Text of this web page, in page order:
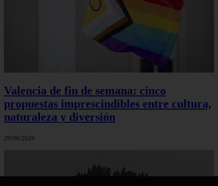
Valencia de fin de semana: cinco
propuestas imprescindibles entre cultura,
naturaleza y diversión
20/06/2026